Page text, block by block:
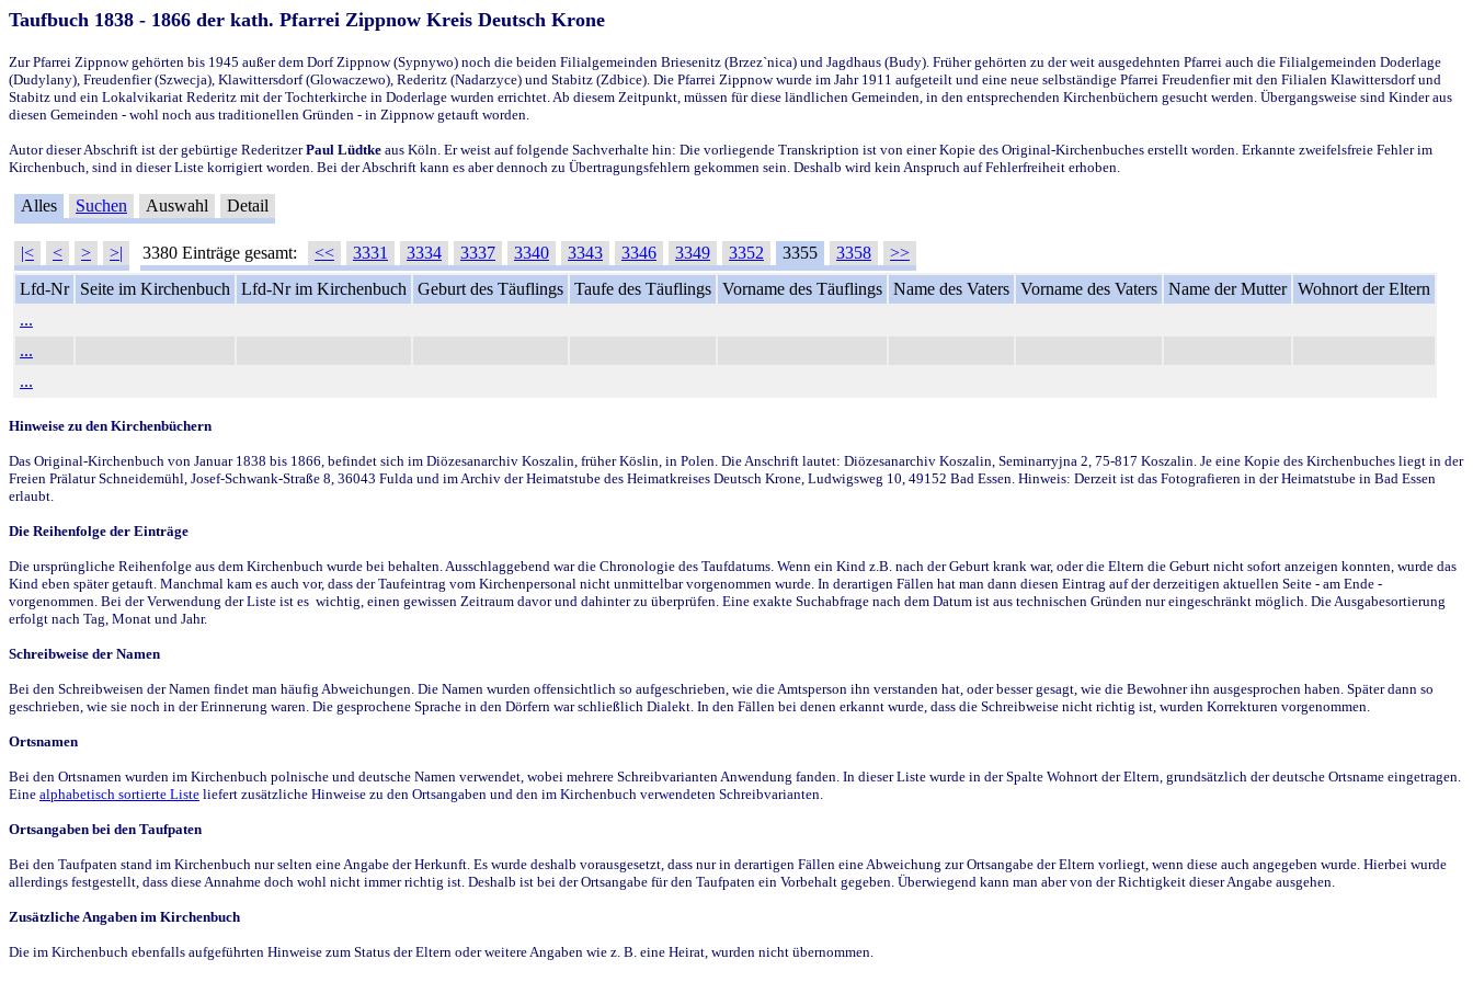
Taufbuch 1838 - 1866 der kath. Pfarrei Zippnow Kreis Deutsch Krone
Zur Pfarrei Zippnow gehörten bis 1945 außer dem Dorf Zippnow (Sypnywo) noch die beiden Filialgemeinden Briesenitz (Brzez`nica) und Jagdhaus (Budy). Früher gehörten zu der weit ausgedehnten Pfarrei auch die Filialgemeinden Doderlage
(Dudylany), Freudenfier (Szwecja), Klawittersdorf (Glowaczewo), Rederitz (Nadarzyce) und Stabitz (Zdbice). Die Pfarrei Zippnow wurde im Jahr 1911 aufgeteilt und eine neue selbständige Pfarrei Freudenfier mit den Filialen Klawittersdorf und
Stabitz und ein Lokalvikariat Rederitz mit der Tochterkirche in Doderlage wurden errichtet. Ab diesem Zeitpunkt, müssen für diese ländlichen Gemeinden, in den entsprechenden Kirchenbüchern gesucht werden. Übergangsweise sind Kinder aus
diesen Gemeinden - wohl noch aus traditionellen Gründen - in Zippnow getauft worden.
Autor dieser Abschrift ist der gebürtige RederitzerPaul Lüdtke aus Köln. Er weist auf folgende Sachverhalte hin: Die vorliegende Transkription ist von einer Kopie des Original-Kirchenbuches erstellt worden. Erkannte zweifelsfreie Fehler im
Kirchenbuch, sind in dieser Liste korrigiert worden. Bei der Abschrift kann es aber dennoch zu Übertragungsfehlern gekommen sein. Deshalb wird kein Anspruch auf Fehlerfreiheit erhoben.
Alles Suchen Auswahl Detail
|< < > >| 3380 Einträge gesamt: << 3331 3334 3337 3340 3343 3346 3349 3352 3355 3358
>>
Lfd-Nr
Seite im Kirchenbuch Lfd-Nr im Kirchenbuch Geburt des Täuflings Taufe des Täuflings Vorname des Täuflings Name des Vaters Vorname des Vaters Name der Mutter Wohnort der Eltern
...
...
...
Hinweise zu den Kirchenbüchern
Das Original-Kirchenbuch von Januar 1838 bis 1866, befindet sich im Diözesanarchiv Koszalin, früher Köslin, in Polen. Die Anschrift lautet: Diözesanarchiv Koszalin, Seminarryjna 2, 75-817 Koszalin. Je eine Kopie des Kirchenbuches liegt in der
Freien Prälatur Schneidemühl, Josef-Schwank-Straße 8, 36043 Fulda und im Archiv der Heimatstube des Heimatkreises Deutsch Krone, Ludwigsweg 10, 49152 Bad Essen. Hinweis: Derzeit ist das Fotografieren in der Heimatstube in Bad Essen
erlaubt.
Die Reihenfolge der Einträge
Die ursprüngliche Reihenfolge aus dem Kirchenbuch wurde bei behalten. Ausschlaggebend war die Chronologie des Taufdatums. Wenn ein Kind z.B. nach der Geburt krank war, oder die Eltern die Geburt nicht sofort anzeigen konnten, wurde das
Kind eben später getauft. Manchmal kam es auch vor, dass der Taufeintrag vom Kirchenpersonal nicht unmittelbar vorgenommen wurde. In derartigen Fällen hat man dann diesen Eintrag auf der derzeitigen aktuellen Seite - am Ende -
vorgenommen. Bei der Verwendung der Liste ist es wichtig, einen gewissen Zeitraum davor und dahinter zu überprüfen. Eine exakte Suchabfrage nach dem Datum ist aus technischen Gründen nur eingeschränkt möglich. Die Ausgabesortierung
erfolgt nach Tag, Monat und Jahr.
Schreibweise der Namen
Bei den Schreibweisen der Namen findet man häufig Abweichungen. Die Namen wurden offensichtlich so aufgeschrieben, wie die Amtsperson ihn verstanden hat, oder besser gesagt, wie die Bewohner ihn ausgesprochen haben. Später dann so
geschrieben, wie sie noch in der Erinnerung waren. Die gesprochene Sprache in den Dörfern war schließlich Dialekt. In den Fällen bei denen erkannt wurde, dass die Schreibweise nicht richtig ist, wurden Korrekturen vorgenommen.
Ortsnamen
Bei den Ortsnamen wurden im Kirchenbuch polnische und deutsche Namen verwendet, wobei mehrere Schreibvarianten Anwendung fanden. In dieser Liste wurde in der Spalte Wohnort der Eltern, grundsätzlich der deutsche Ortsname eingetragen.
Eine alphabetisch sortierte Liste liefert zusätzliche Hinweise zu den Ortsangaben und den im Kirchenbuch verwendeten Schreibvarianten.
Ortsangaben bei den Taufpaten
Bei den Taufpaten stand im Kirchenbuch nur selten eine Angabe der Herkunft. Es wurde deshalb vorausgesetzt, dass nur in derartigen Fällen eine Abweichung zur Ortsangabe der Eltern vorliegt, wenn diese auch angegeben wurde. Hierbei wurde
allerdings festgestellt, dass diese Annahme doch wohl nicht immer richtig ist. Deshalb ist bei der Ortsangabe für den Taufpaten ein Vorbehalt gegeben. Überwiegend kann man aber von der Richtigkeit dieser Angabe ausgehen.
Zusätzliche Angaben im Kirchenbuch
Die im Kirchenbuch ebenfalls aufgeführten Hinweise zum Status der Eltern oder weitere Angaben wie z. B. eine Heirat, wurden nicht übernommen.